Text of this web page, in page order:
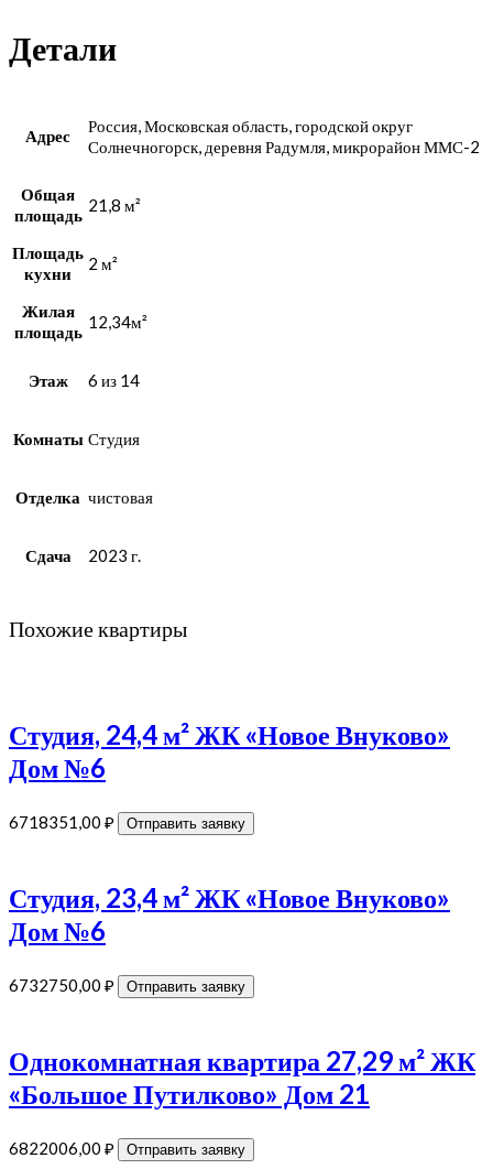
Детали
Адрес
Россия, Московская область, городской округ
Солнечногорск, деревня Радумля, микрорайон ММС-2
Общая
площадь 21,8 м²
Площадь
кухни
2 м²
Жилая
площадь 12,34м²
Этаж 6 из 14
Комнаты Студия
Отделка чистовая
Сдача 2023 г.
Похожие квартиры
Студия, 24,4 м² ЖК «Новое Внуково»
Дом №6
6718351,00 ₽ Отправить заявку
Студия, 23,4 м² ЖК «Новое Внуково»
Дом №6
6732750,00 ₽ Отправить заявку
Однокомнатная квартира 27,29 м² ЖК
«Большое Путилково» Дом 21
6822006,00 ₽ Отправить заявку